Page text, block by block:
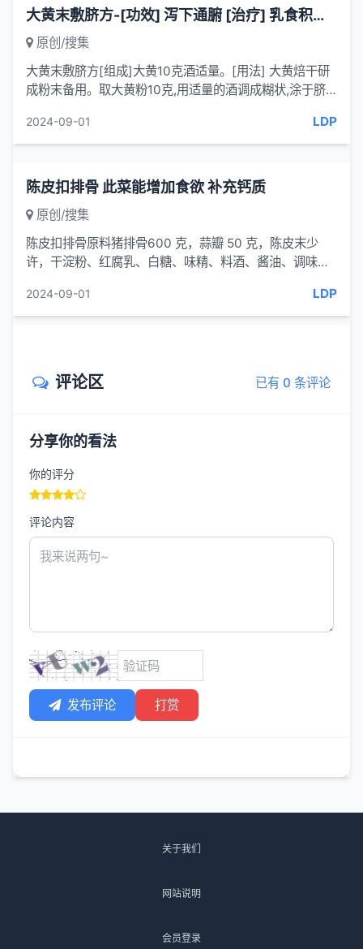
大黄末敷脐方-[功效] 泻下通腑 [治疗] 乳食积滞之便秘-一味妙方
原创/搜集
大黄末敷脐方[组成]大黄10克酒适量。[用法] 大黄焙干研
成粉末备用。取大黄粉10克,用适量的酒调成糊状,涂于脐
效] 泻下...
2024-09-01 LDP
陈皮扣排骨 此菜能增加食欲 补充钙质
原创/搜集
陈皮扣排骨原料猪排骨600 克，蒜瓣 50 克，陈皮末少
许，干淀粉、红腐乳、白糖、味精、料酒、酱油、调味酱
2024-09-01 LDP
评论区 已有 0 条评论
分享你的看法
你的评分
评论内容
发布评论 打赏
关于我们
网站说明
会员登录